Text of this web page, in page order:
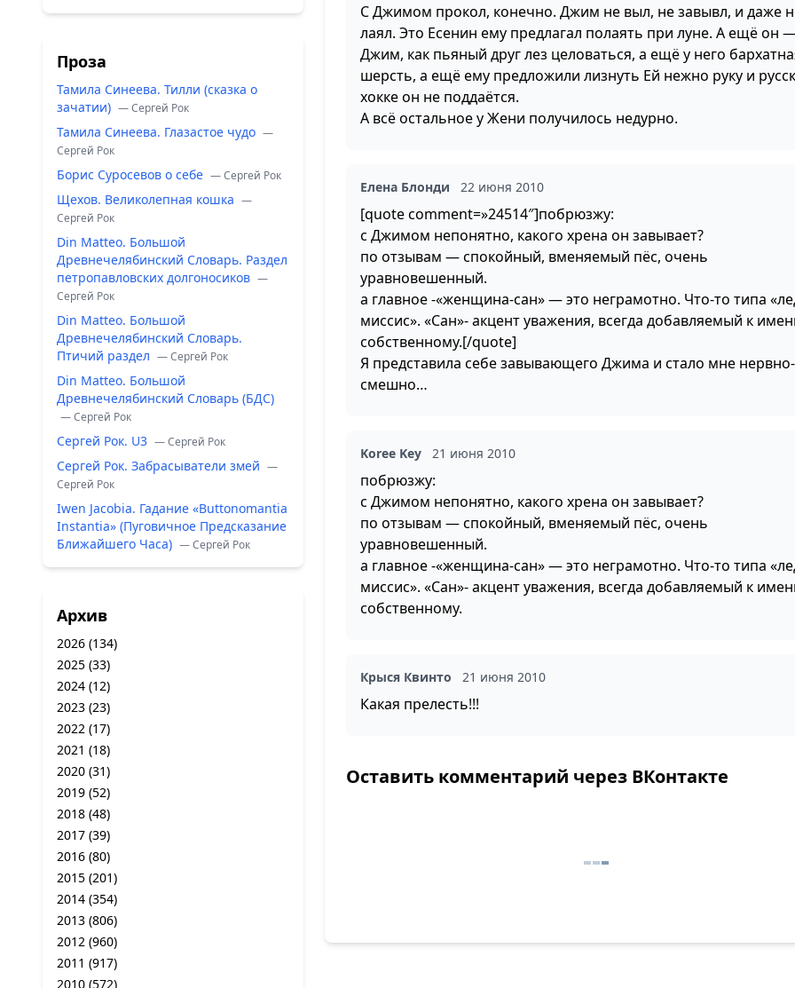
Проза
Тамила Синеева. Тилли (сказка о
зачатии) — Сергей Рок
Тамила Синеева. Глазастое чудо —
Сергей Рок
Борис Суросевов о себе — Сергей Рок
Щехов. Великолепная кошка —
Сергей Рок
Din Matteo. Большой
Древнечелябинский Словарь. Раздел
петропавловских долгоносиков —
Сергей Рок
Din Matteo. Большой
Древнечелябинский Словарь.
Птичий раздел — Сергей Рок
Din Matteo. Большой
Древнечелябинский Словарь (БДС)
— Сергей Рок
Сергей Рок. U3 — Сергей Рок
Сергей Рок. Забрасыватели змей —
Сергей Рок
Iwen Jacobia. Гадание «Buttonomantia
Instantia» (Пуговичное Предсказание
Ближайшего Часа) — Сергей Рок
Архив
2026 (134)
2025 (33)
2024 (12)
2023 (23)
2022 (17)
2021 (18)
2020 (31)
2019 (52)
2018 (48)
2017 (39)
2016 (80)
2015 (201)
2014 (354)
2013 (806)
2012 (960)
2011 (917)
2010 (572)
С Джимом прокол, конечно. Джим не выл, не завывл, и даже
лаял. Это Есенин ему предлагал полаять при луне. А ещё он
Джим, как пьяный друг лез целоваться, а ещё у него
шерсть, а ещё ему предложили лизнуть Ей нежно руку и
хокке он не поддаётся.
А всё остальное у Жени получилось недурно.
Елена Блонди 22 июня 2010
[quote comment=»24514″]побрюзжу:
с Джимом непонятно, какого хрена он завывает?
по отзывам — спокойный, вменяемый пёс, очень
уравновешенный.
а главное -«женщина-сан» — это неграмотно. Что-то типа
миссис». «Сан»- акцент уважения, всегда добавляемый к
собственному.[/quote]
Я представила себе завывающего Джима и стало мне нервно-
смешно…
Koree Key 21 июня 2010
побрюзжу:
с Джимом непонятно, какого хрена он завывает?
по отзывам — спокойный, вменяемый пёс, очень
уравновешенный.
а главное -«женщина-сан» — это неграмотно. Что-то типа
миссис». «Сан»- акцент уважения, всегда добавляемый к
собственному.
Крыся Квинто 21 июня 2010
Какая прелесть!!!
Оставить комментарий через ВКонтакте